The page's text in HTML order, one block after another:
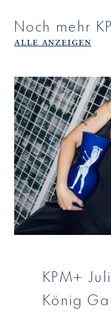
Noch mehr
Alle anzeigen
KPM+
König